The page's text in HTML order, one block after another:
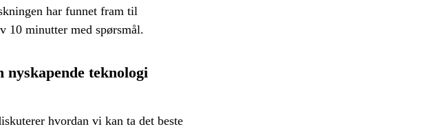
har funnet fram til
10 minutter med spørsmål.
teknologi
hvordan vi kan ta det beste